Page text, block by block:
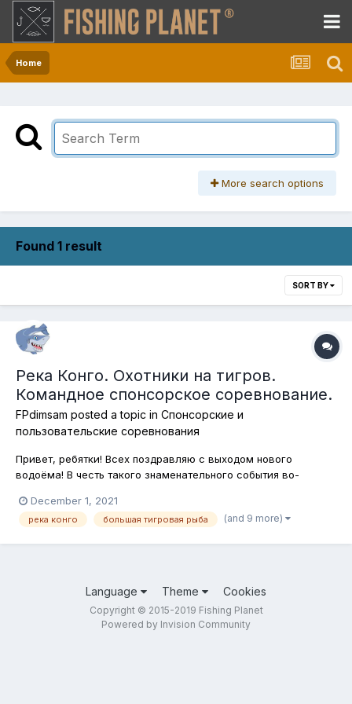
Home
More search options
Found 1 result
SORT BY
Река Конго. Охотники на тигров.
Командное спонсорское соревнование.
FPdimsam posted a topic in Спонсорские и
пользовательские соревнования
Привет, ребятки! Всех поздравляю с выходом нового
водоёма! В честь такого знаменательного события во-
Конго, а во-вторых в этих соревнованиях участникам
победившей команды будет отправлено по 20 бейткоинов. Ну
December 1, 2021
река конго большая тигровая рыба (and 9 more)
Language Theme Cookies
Copyright © 2015-2019 Fishing Planet
Powered by Invision Community